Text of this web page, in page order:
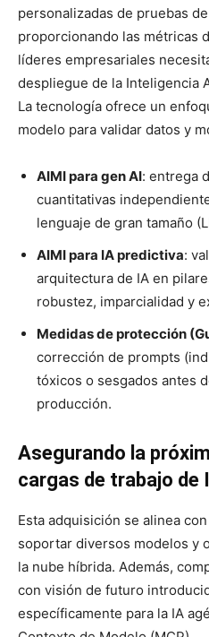
personalizadas de pruebas
proporcionando las métricas
líderes empresariales
despliegue de la Inteligencia
La tecnología ofrece un
modelo para validar datos y
AIMI para gen AI: entrega
cuantitativas
lenguaje de gran tamaño
AIMI para IA predictiva:
arquitectura de IA en
robustez, imparcialidad y
Medidas de protección
corrección de prompts
tóxicos o sesgados antes
producción.
Asegurando la
cargas de trabajo de
Esta adquisición se alinea
soportar diversos modelos y
la nube híbrida. Además,
con visión de futuro
específicamente para la IA